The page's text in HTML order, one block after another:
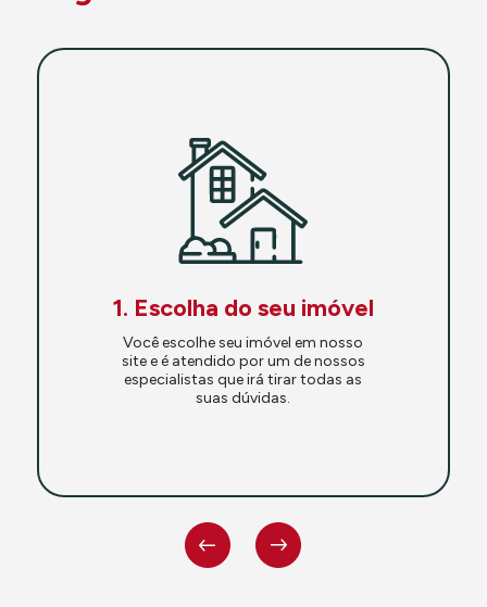
1. Escolha do seu imóvel
Você escolhe seu imóvel em nosso
site e é atendido por um de nossos
especialistas que irá tirar todas as
suas dúvidas.